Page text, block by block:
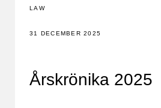
LAW
31 DECEMBER 2025
Årskrönika 2025